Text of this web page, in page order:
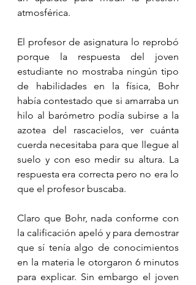
atmosférica.
El profesor de asignatura lo reprobó
porque la respuesta del joven
estudiante no mostraba ningún tipo
de habilidades en la física, Bohr
había contestado que si amarraba un
hilo al barómetro podía subirse a la
azotea del rascacielos, ver cuánta
cuerda necesitaba para que llegue al
suelo y con eso medir su altura. La
respuesta era correcta pero no era lo
que el profesor buscaba.
Claro que Bohr, nada conforme con
la calificación apeló y para demostrar
que sí tenía algo de conocimientos
en la materia le otorgaron 6 minutos
para explicar. Sin embargo el joven